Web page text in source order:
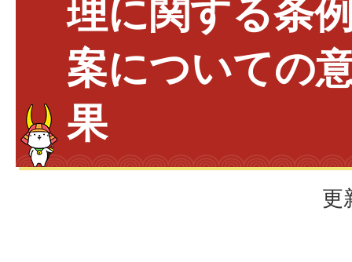
理に関する条
案についての
果
更